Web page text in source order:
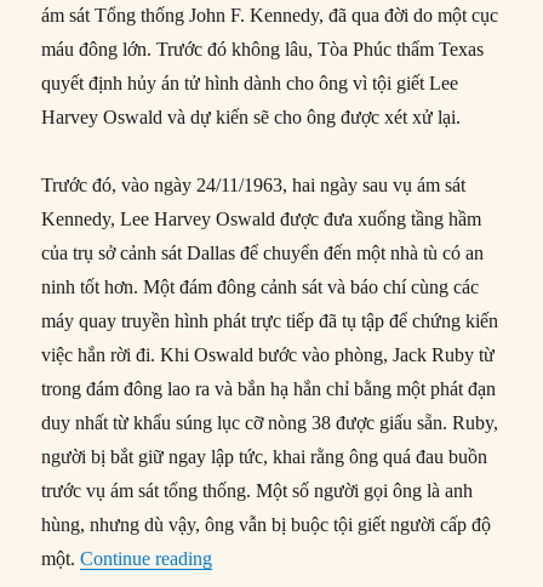
ám sát Tổng thống John F. Kennedy, đã qua đời do một cục
máu đông lớn. Trước đó không lâu, Tòa Phúc thẩm Texas
quyết định hủy án tử hình dành cho ông vì tội giết Lee
Harvey Oswald và dự kiến sẽ cho ông được xét xử lại.
Trước đó, vào ngày 24/11/1963, hai ngày sau vụ ám sát
Kennedy, Lee Harvey Oswald được đưa xuống tầng hầm
của trụ sở cảnh sát Dallas để chuyển đến một nhà tù có an
ninh tốt hơn. Một đám đông cảnh sát và báo chí cùng các
máy quay truyền hình phát trực tiếp đã tụ tập để chứng kiến
việc hắn rời đi. Khi Oswald bước vào phòng, Jack Ruby từ
trong đám đông lao ra và bắn hạ hắn chỉ bằng một phát đạn
duy nhất từ khẩu súng lục cỡ nòng 38 được giấu sẵn. Ruby,
người bị bắt giữ ngay lập tức, khai rằng ông quá đau buồn
trước vụ ám sát tổng thống. Một số người gọi ông là anh
hùng, nhưng dù vậy, ông vẫn bị buộc tội giết người cấp độ
một.Continue reading“03/01/1967: Jack Ruby qua đời trước